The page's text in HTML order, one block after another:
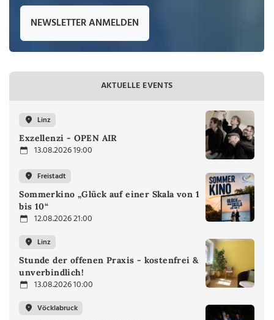
NEWSLETTER ANMELDEN
AKTUELLE EVENTS
Linz
Exzellenzi - OPEN AIR
13.08.2026 19:00
Freistadt
Sommerkino „Glück auf einer Skala von 1
bis 10“
12.08.2026 21:00
Linz
Stunde der offenen Praxis - kostenfrei &
unverbindlich!
13.08.2026 10:00
Vöcklabruck